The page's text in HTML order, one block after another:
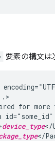
要素の構文は
for more
id="some_id"
device_type